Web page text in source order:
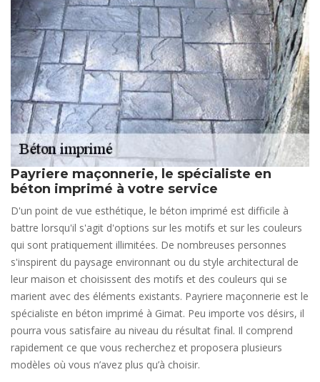
Payriere maçonnerie, le spécialiste en
béton imprimé à votre service
D'un point de vue esthétique, le béton imprimé est difficile à
battre lorsqu'il s'agit d'options sur les motifs et sur les couleurs
qui sont pratiquement illimitées. De nombreuses personnes
s'inspirent du paysage environnant ou du style architectural de
leur maison et choisissent des motifs et des couleurs qui se
marient avec des éléments existants. Payriere maçonnerie est le
spécialiste en béton imprimé à Gimat. Peu importe vos désirs, il
pourra vous satisfaire au niveau du résultat final. Il comprend
rapidement ce que vous recherchez et proposera plusieurs
modèles où vous n’avez plus qu’à choisir.